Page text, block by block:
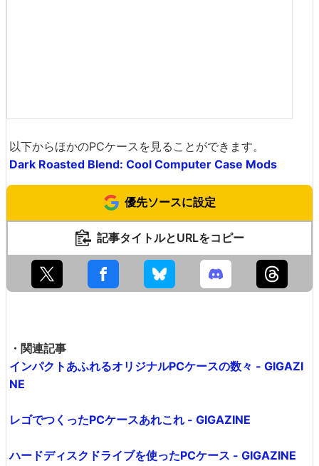
以下からほかのPCケースを見ることができます。
Dark Roasted Blend: Cool Computer Case Mods
優先ソースに設定
記事タイトルとURLをコピー
・関連記事
インパクトあふれるオリジナルPCケースの数々 - GIGAZI
NE
レゴでつくったPCケースあれこれ - GIGAZINE
ハードディスクドライブを使ったPCケース - GIGAZINE